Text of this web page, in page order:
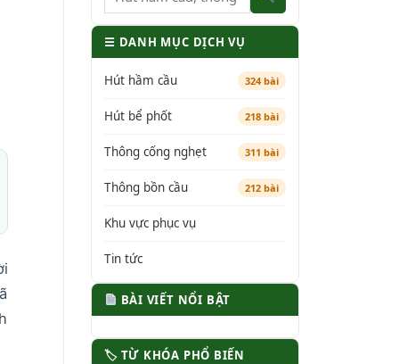
☰ DANH MỤC DỊCH VỤ
Hút hầm cầu 324 bài
Hút bể phốt 218 bài
Thông cống nghẹt 311 bài
Thông bồn cầu 212 bài
Khu vực phục vụ
Tin tức
BÀI VIẾT NỔI BẬT
🏷 TỪ KHÓA PHỔ BIẾN